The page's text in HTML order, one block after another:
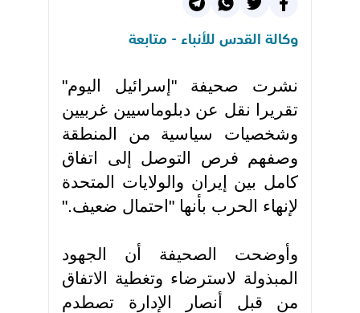
وكالة القدس للأنباء - متابعة
نشرت صحيفة "إسرائيل اليوم"
تقريرا نقل عن دبلوماسيين غربيين
وشخصيات سياسية من المنطقة
وصفهم فرص التوصل إلى اتفاق
كامل بين إيران والولايات المتحدة
لإنهاء الحرب بأنها "احتمال ضعيف".
وأوضحت الصحيفة أن الجهود
المبذولة لاسترضاء وتغطية الاتفاق
من قبل أنصار الإدارة تصطدم